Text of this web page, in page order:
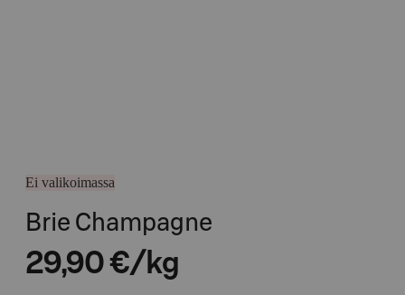
Ei valikoimassa
Brie Champagne
29,90 €/kg